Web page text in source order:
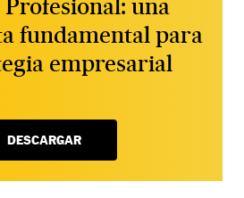
Profesional: una
fundamental para
empresarial
DESCARGAR